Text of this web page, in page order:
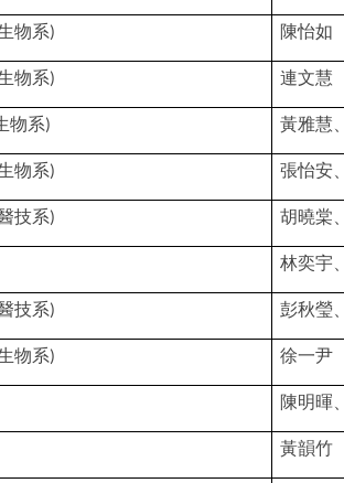
物系) 陳怡如
物系) 連文慧
物系) 黃雅慧
物系) 張怡安
技系) 胡曉棠
林奕宇
技系) 彭秋瑩
物系) 徐一尹
陳明暉
黃韻竹